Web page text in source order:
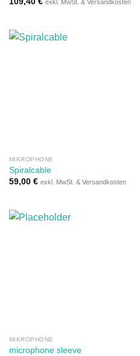
exkl. MwSt. & Versandkosten
MIKROPHONE
Spiralcable
59,00 € exkl. MwSt. & Versandkosten
MIKROPHONE
microphone sleeve